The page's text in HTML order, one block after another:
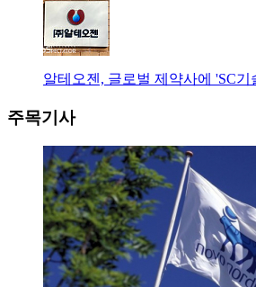
알테오젠, 글로벌 제약사에 'SC기
주목기사